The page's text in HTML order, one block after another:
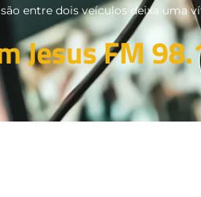
entre dois veículos deixa uma
Jesus FM